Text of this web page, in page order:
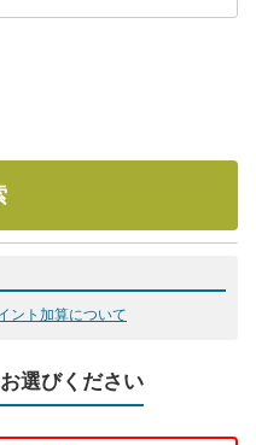
ント加算について
選びください